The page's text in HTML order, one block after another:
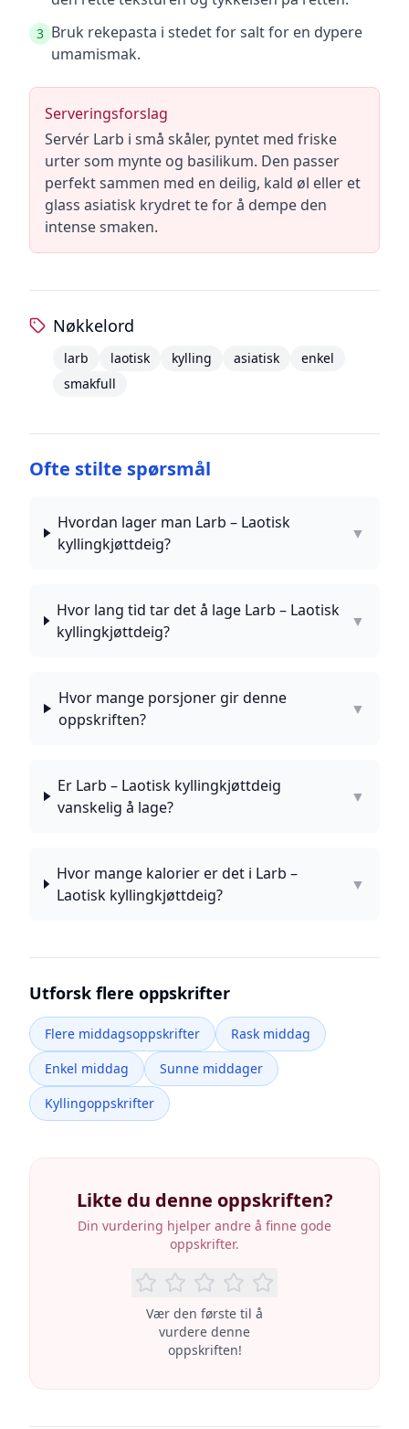
3 Bruk rekepasta i stedet for salt for en dypere
umamismak.
Serveringsforslag
Servér Larb i små skåler, pyntet med friske
urter som mynte og basilikum. Den passer
perfekt sammen med en deilig, kald øl eller et
glass asiatisk krydret te for å dempe den
intense smaken.
Nøkkelord
larb laotisk kylling asiatisk
enkel
smakfull
Ofte stilte spørsmål
Hvordan lager man Larb – Laotisk
kyllingkjøttdeig?
▼
Hvor lang tid tar det å lage Larb – Laotisk
kyllingkjøttdeig?
▼
Hvor mange porsjoner gir denne
oppskriften?
▼
Er Larb – Laotisk kyllingkjøttdeig
vanskelig å lage?
▼
Hvor mange kalorier er det i Larb –
Laotisk kyllingkjøttdeig?
▼
Utforsk flere oppskrifter
Flere middagsoppskrifter
Rask middag
Enkel middag
Sunne middager
Kyllingoppskrifter
Likte du denne oppskriften?
Din vurdering hjelper andre å finne gode
oppskrifter.
Vær den første til å
vurdere denne
oppskriften!